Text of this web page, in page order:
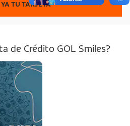
TU TARJETA
de Crédito GOL Smiles?